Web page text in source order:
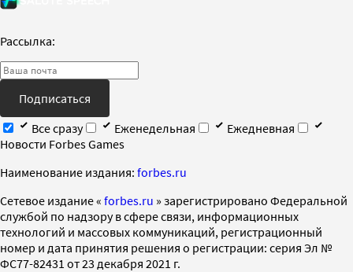
Рассылка:
Подписаться
Все сразу
Еженедельная
Ежедневная
Новости Forbes Games
Наименование издания: forbes.ru
Cетевое издание « forbes.ru » зарегистрировано Федеральной
службой по надзору в сфере связи, информационных
технологий и массовых коммуникаций, регистрационный
номер и дата принятия решения о регистрации: серия Эл №
ФС77-82431 от 23 декабря 2021 г.